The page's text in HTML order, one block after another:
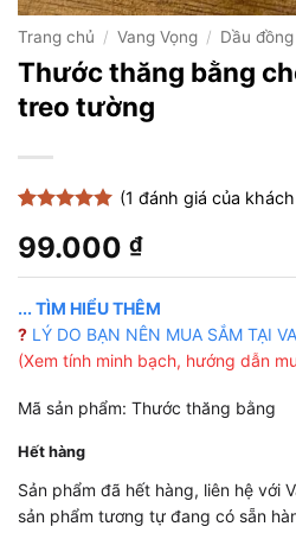
Trang chủ / Vang Vọng / Dầu
Thước thăng bằng
treo tường
dựa trên
đánh giá
(1 đánh giá của
99.000 ₫
... TÌM HIỂU THÊM
? LÝ DO BẠN NÊN MUA SẮM TẠI
(Xem tính minh bạch, hướng dẫn
Mã sản phẩm: Thước thăng bằng
Hết hàng
Sản phẩm đã hết hàng, liên hệ với
sản phẩm tương tự đang có sẵn